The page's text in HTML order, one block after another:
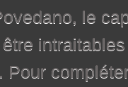
le
Pour